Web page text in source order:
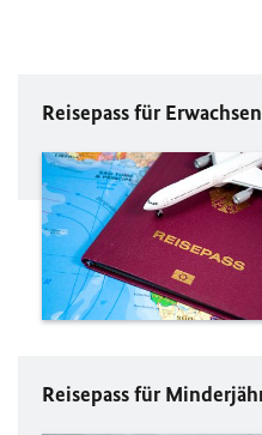
Reisepass für
Reisepass für